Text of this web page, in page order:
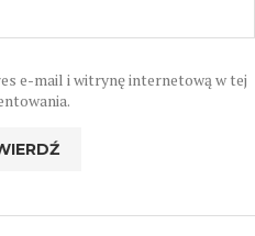
e-mail i witrynę internetową w tej